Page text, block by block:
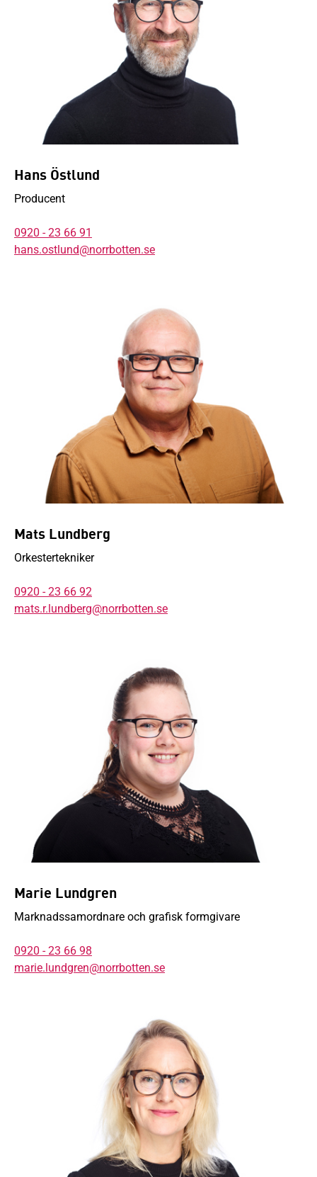
Hans Östlund
Producent
0920 - 23 66 91
hans.ostlund@norrbotten.se
Mats Lundberg
Orkestertekniker
0920 - 23 66 92
mats.r.lundberg@norrbotten.se
Marie Lundgren
Marknadssamordnare och grafisk formgivare
0920 - 23 66 98
marie.lundgren@norrbotten.se